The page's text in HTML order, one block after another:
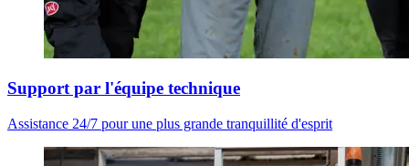
Support par l'équipe technique
Assistance 24/7 pour une plus grande tranquillité d'esprit